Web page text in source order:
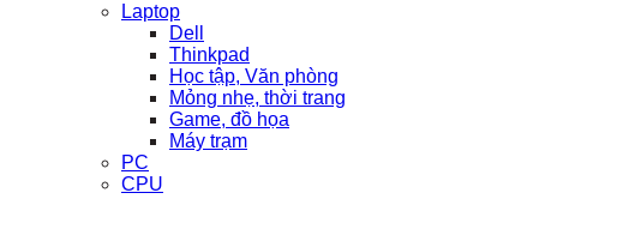
Laptop
Dell
Thinkpad
Học tập, Văn phòng
Mỏng nhẹ, thời trang
Game, đồ họa
Máy trạm
PC
CPU